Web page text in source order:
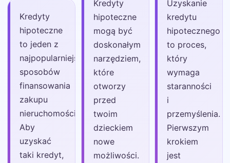
Kredyty
hipoteczne
to jeden z
najpopularniejszych
sposobów
finansowania
zakupu
nieruchomości.
Aby
uzyskać
taki kredyt,
Kredyty
hipoteczne
mogą być
doskonałym
narzędziem,
które
otworzy
przed
twoim
dzieckiem
nowe
możliwości.
Uzyskanie
kredytu
hipotecznego
to proces,
który
wymaga
staranności
i
przemyślenia.
Pierwszym
krokiem
jest